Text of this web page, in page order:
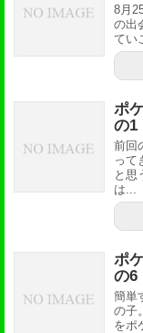
8月
の出
てい
ポ
の1
前回
って
と思
は...
ポ
の6
簡単
の子
をポ